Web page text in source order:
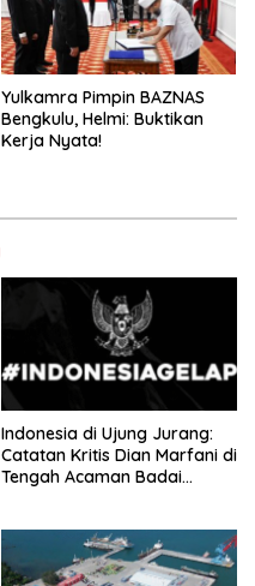
Yulkamra Pimpin BAZNAS
Bengkulu, Helmi: Buktikan
Kerja Nyata!
Indonesia di Ujung Jurang:
Catatan Kritis Dian Marfani di
Tengah Acaman Badai